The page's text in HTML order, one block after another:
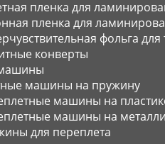
пленка для
пленка для
фольга для
конверты
машины на пружину
машины на
машины на
для переплета